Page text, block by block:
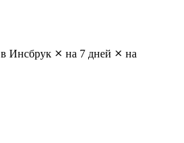
в Инсбрук на 7 дней
на